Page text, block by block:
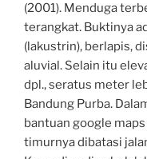
(2001). Menduga
terangkat. Buktinya
(lakustrin), berlapis,
aluvial. Selain itu
dpl., seratus meter
Bandung Purba.
bantuan google
timurnya dibatasi